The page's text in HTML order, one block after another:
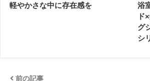
軽やかさな中に存在感を
浴
ド
グ
シ
前の記事